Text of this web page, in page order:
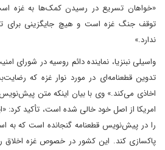
«خواهان تسریع در رسیدن کمک‌ها به غزه
توقف جنگ غزه است و هیچ جایگزینی برای
ندارد.»
واسیلی نبنزیا، نماینده دائم روسیه در شورای
تدوین قطعنامه‌ای در مورد نوار غزه که
اخاذی می‌کند.» وی با بیان اینکه متن
امریکا از اصل خود خالی شده است، تأکید کرد:
را در پیش‌نویس قطعنامه گنجانده است که به
پاکسازی کند. این کشور در خصوص غزه اخلاق